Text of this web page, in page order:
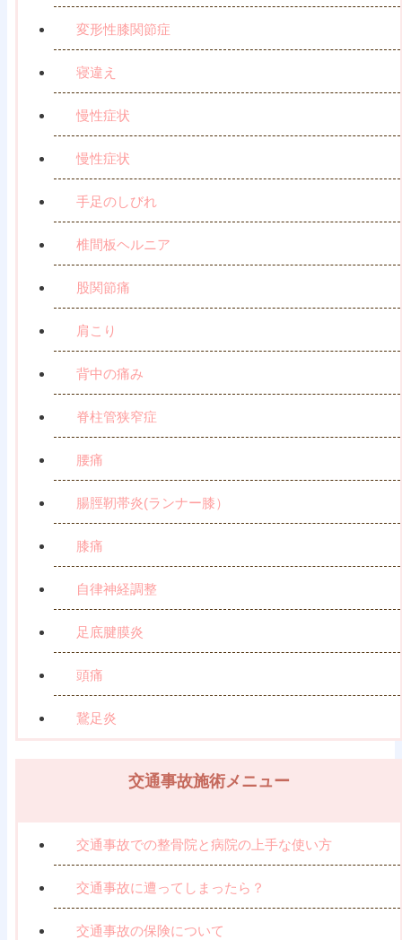
変形性膝関節症
寝違え
慢性症状
慢性症状
手足のしびれ
椎間板ヘルニア
股関節痛
肩こり
背中の痛み
脊柱管狭窄症
腰痛
腸脛靭帯炎(ランナー膝）
膝痛
自律神経調整
足底腱膜炎
頭痛
鵞足炎
交通事故施術メニュー
交通事故での整骨院と病院の上手な使い方
交通事故に遭ってしまったら？
交通事故の保険について